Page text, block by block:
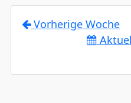
Vorherige Woche